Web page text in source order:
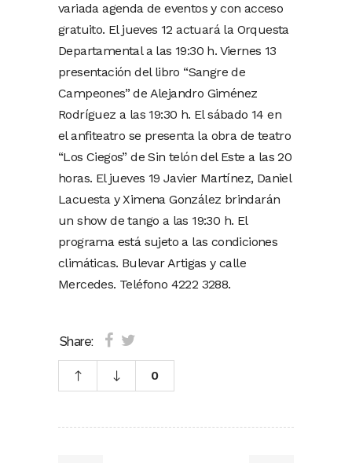
variada agenda de eventos y con acceso
gratuito. El jueves 12 actuará la Orquesta
Departamental a las 19:30 h. Viernes 13
presentación del libro “Sangre de
Campeones” de Alejandro Giménez
Rodríguez a las 19:30 h. El sábado 14 en
el anfiteatro se presenta la obra de teatro
“Los Ciegos” de Sin telón del Este a las 20
horas. El jueves 19 Javier Martínez, Daniel
Lacuesta y Ximena González brindarán
un show de tango a las 19:30 h. El
programa está sujeto a las condiciones
climáticas. Bulevar Artigas y calle
Mercedes. Teléfono 4222 3288.
Share:
0